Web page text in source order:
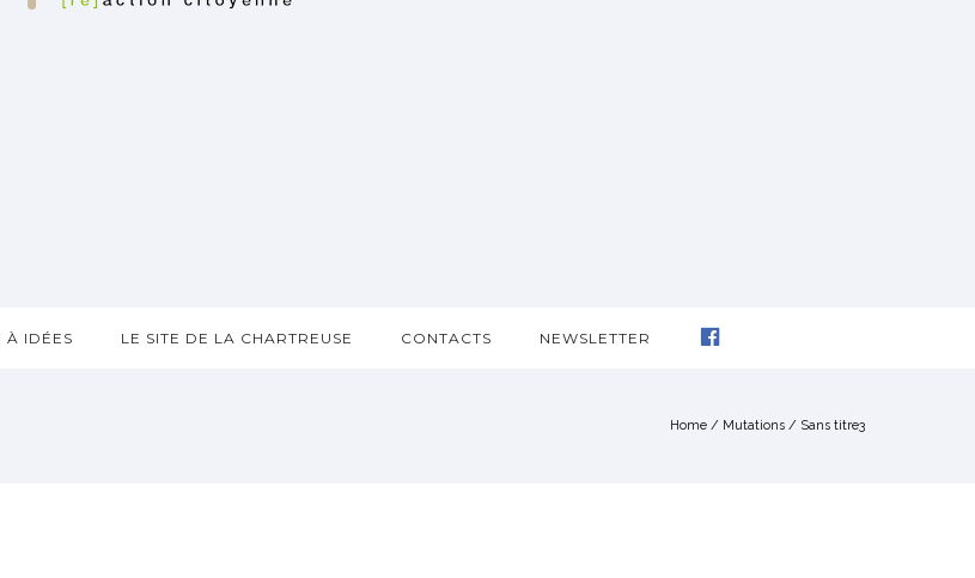
À IDÉES LE SITE DE LA CHARTREUSE CONTACTS NEWSLETTER
Home / Mutations / Sans titre3